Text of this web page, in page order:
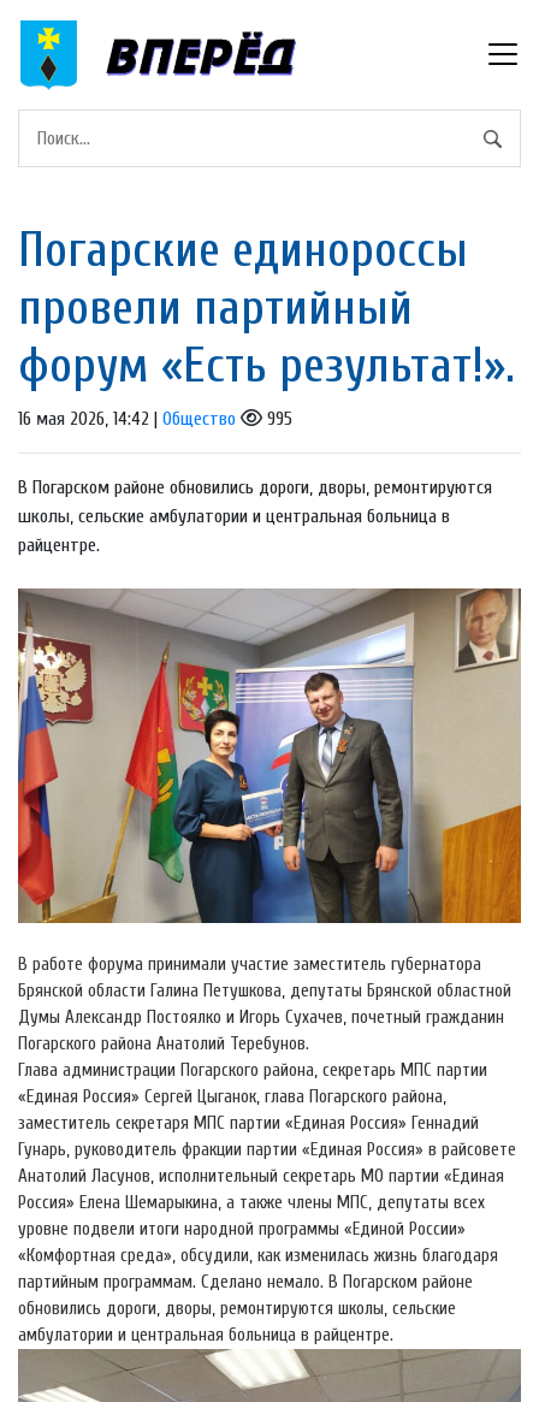
Погарские единороссы
провели партийный
форум «Есть результат!».
16 мая 2026, 14:42 | Общество 995
В Погарском районе обновились дороги, дворы, ремонтируются
школы, сельские амбулатории и центральная больница в
райцентре.
В работе форума принимали участие заместитель губернатора
Брянской области Галина Петушкова, депутаты Брянской областной
Думы Александр Постоялко и Игорь Сухачев, почетный гражданин
Погарского района Анатолий Теребунов.
Глава администрации Погарского района, секретарь МПС партии
«Единая Россия» Сергей Цыганок, глава Погарского района,
заместитель секретаря МПС партии «Единая Россия» Геннадий
Гунарь, руководитель фракции партии «Единая Россия» в райсовете
Анатолий Ласунов, исполнительный секретарь МО партии «Единая
Россия» Елена Шемарыкина, а также члены МПС, депутаты всех
уровне подвели итоги народной программы «Единой России»
«Комфортная среда», обсудили, как изменилась жизнь благодаря
партийным программам. Сделано немало. В Погарском районе
обновились дороги, дворы, ремонтируются школы, сельские
амбулатории и центральная больница в райцентре.